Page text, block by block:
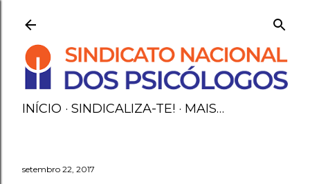
INÍCIO SINDICALIZA-TE! MAIS…
setembro 22, 2017